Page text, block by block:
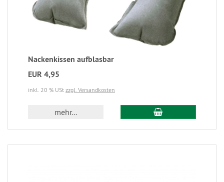
Nackenkissen aufblasbar
EUR 4,95
inkl. 20 % USt zzgl. Versandkosten
mehr...